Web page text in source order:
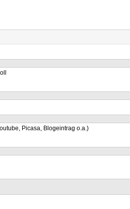
Picasa, Blogeintrag o.a.)